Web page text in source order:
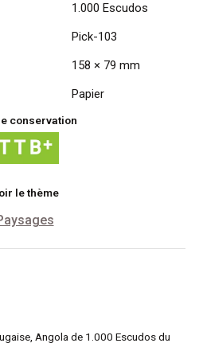
1.000 Escudos
Pick-103
158 × 79 mm
Papier
conservation
le thème
Angola de 1.000 Escudos du